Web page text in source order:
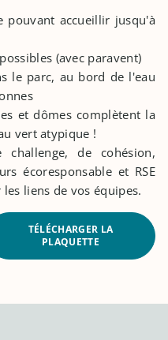
pouvant accueillir jusqu'à
(avec paravent)
le parc, au bord de l'eau
et dômes complètent la
vert atypique !
challenge, de cohésion,
écoresponsable et RSE
liens de vos équipes.
TÉLÉCHARGER LA
PLAQUETTE